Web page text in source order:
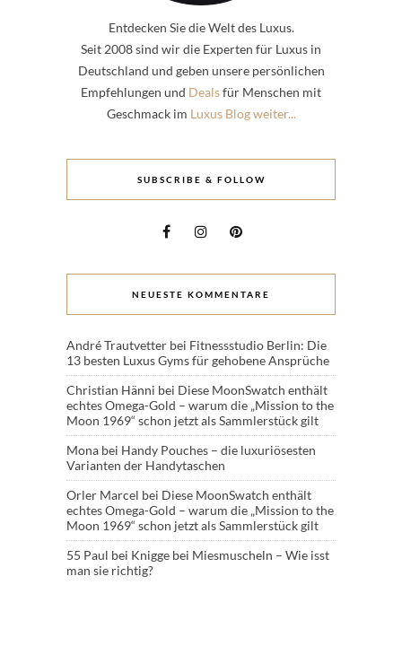
Entdecken Sie die Welt des Luxus.
Seit 2008 sind wir die Experten für Luxus in
Deutschland und geben unsere persönlichen
Empfehlungen und Dealsfür Menschen mit
Geschmack im Luxus Blog weiter...
SUBSCRIBE & FOLLOW
NEUESTE KOMMENTARE
André Trautvetter bei Fitnessstudio Berlin: Die
13 besten Luxus Gyms für gehobene Ansprüche
Christian Hänni bei Diese MoonSwatch enthält
echtes Omega-Gold – warum die „Mission to the
Moon 1969“ schon jetzt als Sammlerstück gilt
Mona bei Handy Pouches – die luxuriösesten
Varianten der Handytaschen
Orler Marcel bei Diese MoonSwatch enthält
echtes Omega-Gold – warum die „Mission to the
Moon 1969“ schon jetzt als Sammlerstück gilt
55 Paul bei Knigge bei Miesmuscheln – Wie isst
man sie richtig?